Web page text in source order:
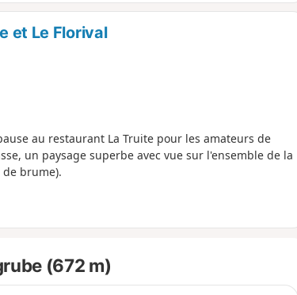
et Le Florival
au restaurant La Truite pour les amateurs de
un paysage superbe avec vue sur l'ensemble de la
brume).
(672 m)